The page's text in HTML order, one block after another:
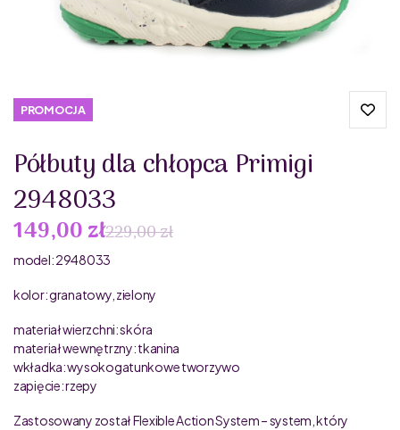
PROMOCJA
Półbuty dla chłopca Primigi
2948033
149,00 zł229,00 zł
model: 2948033
kolor: granatowy, zielony
materiał wierzchni: skóra
materiał wewnętrzny: tkanina
wkładka: wysokogatunkowe tworzywo
zapięcie: rzepy
Zastosowany został Flexible Action System – system, który